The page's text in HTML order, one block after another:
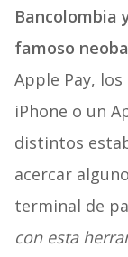
Bancolombia
famoso
Apple Pay,
iPhone o un
distintos
acercar
terminal de
con esta